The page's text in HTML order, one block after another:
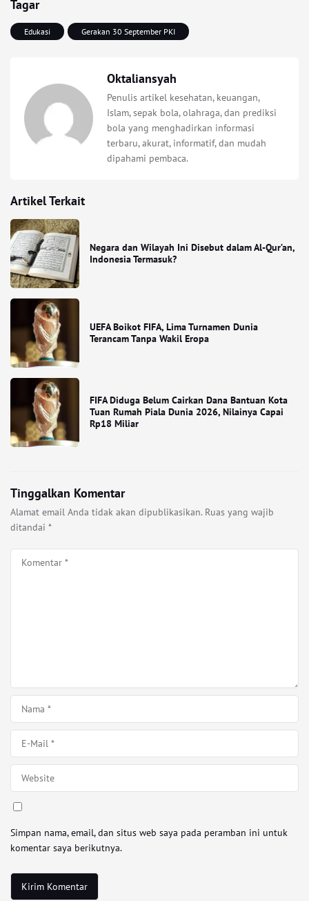
Tagar
Edukasi Gerakan 30 September PKI
Oktaliansyah
Penulis artikel kesehatan, keuangan,
Islam, sepak bola, olahraga, dan prediksi
bola yang menghadirkan informasi
terbaru, akurat, informatif, dan mudah
dipahami pembaca.
Artikel Terkait
Negara dan Wilayah Ini Disebut dalam Al-Qur’an,
Indonesia Termasuk?
UEFA Boikot FIFA, Lima Turnamen Dunia
Terancam Tanpa Wakil Eropa
FIFA Diduga Belum Cairkan Dana Bantuan Kota
Tuan Rumah Piala Dunia 2026, Nilainya Capai
Rp18 Miliar
Tinggalkan Komentar
Alamat email Anda tidak akan dipublikasikan. Ruas yang wajib
ditandai *
Simpan nama, email, dan situs web saya pada peramban ini untuk
komentar saya berikutnya.